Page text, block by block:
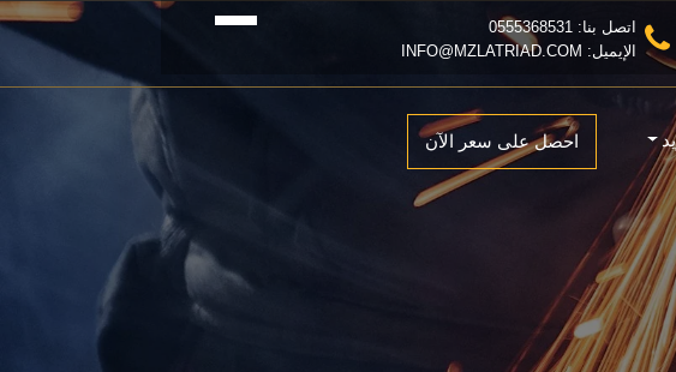
اتصل بنا: 0555368531
الإيميل: INFO@MZLATRIAD.COM
احصل على سعر الآن